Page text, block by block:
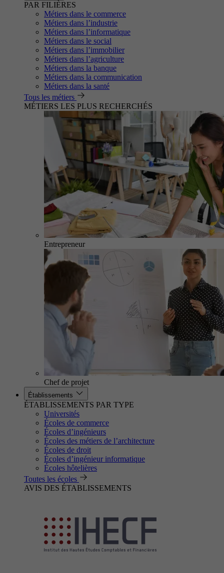
PAR FILIÈRES
Métiers dans le commerce
Métiers dans l’industrie
Métiers dans l’informatique
Métiers dans le social
Métiers dans l’immobilier
Métiers dans l’agriculture
Métiers dans la banque
Métiers dans la communication
Métiers dans la santé
Tous les métiers
MÉTIERS LES PLUS RECHERCHÉS
Entrepreneur
Chef de projet
Établissements
ÉTABLISSEMENTS PAR TYPE
Universités
Écoles de commerce
Écoles d’ingénieurs
Écoles des métiers de l’architecture
Écoles de droit
Écoles d’ingénieur informatique
Écoles hôtelières
Toutes les écoles
AVIS DES ÉTABLISSEMENTS